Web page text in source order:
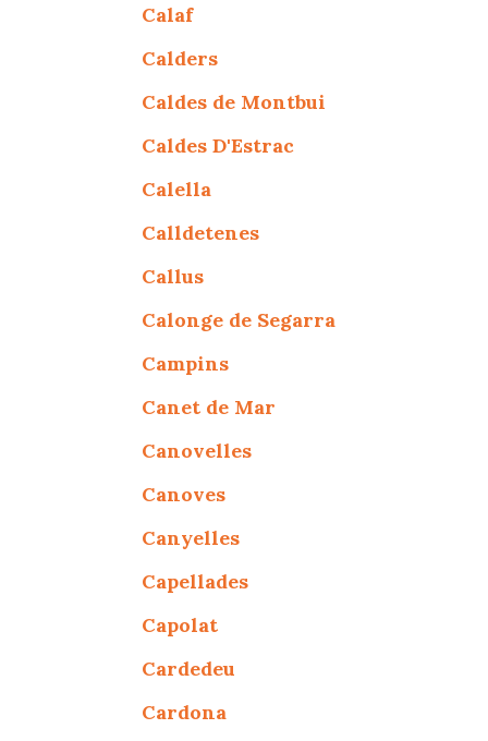
Calaf
Calders
Caldes de Montbui
Caldes D'Estrac
Calella
Calldetenes
Callus
Calonge de Segarra
Campins
Canet de Mar
Canovelles
Canoves
Canyelles
Capellades
Capolat
Cardedeu
Cardona